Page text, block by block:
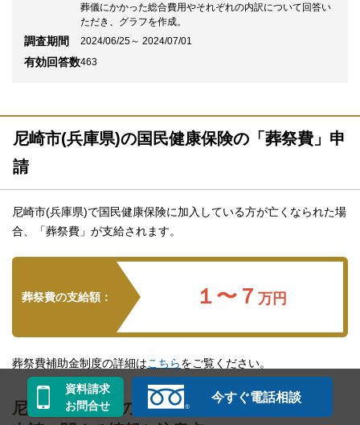
葬儀にかかった総合費用やそれぞれの内訳について回答い
ただき、グラフを作成。
調査期間 2024/06/25～ 2024/07/01
有効回答数463
尼崎市(兵庫県)の国民健康保険の「葬祭費」申
請
尼崎市(兵庫県)で国民健康保険に加入している方が亡くなられた場
合、「葬祭費」が支給されます。
葬祭費の支給額： １〜７万円
葬祭費補助金制度の詳細はこちらをご覧ください。
尼崎市(兵庫県)の国民健康保険の「葬祭費」
資料請求
お問合せ
今すぐ電話相談